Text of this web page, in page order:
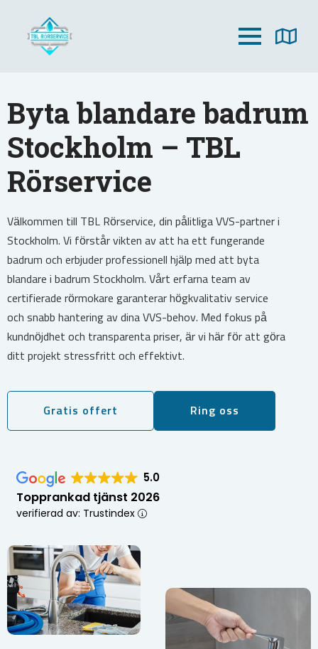
Byta blandare badrum
Stockholm – TBL
Rörservice
Välkommen till TBL Rörservice, din pålitliga VVS-partner i
Stockholm. Vi förstår vikten av att ha ett fungerande
badrum och erbjuder professionell hjälp med att byta
blandare i badrum Stockholm. Vårt erfarna team av
certifierade rörmokare garanterar högkvalitativ service
och snabb hantering av dina VVS-behov. Med fokus på
kundnöjdhet och transparenta priser, är vi här för att göra
ditt projekt stressfritt och effektivt.
Gratis offert Ring oss
5.0
Topprankad tjänst 2026
verifierad av: Trustindex